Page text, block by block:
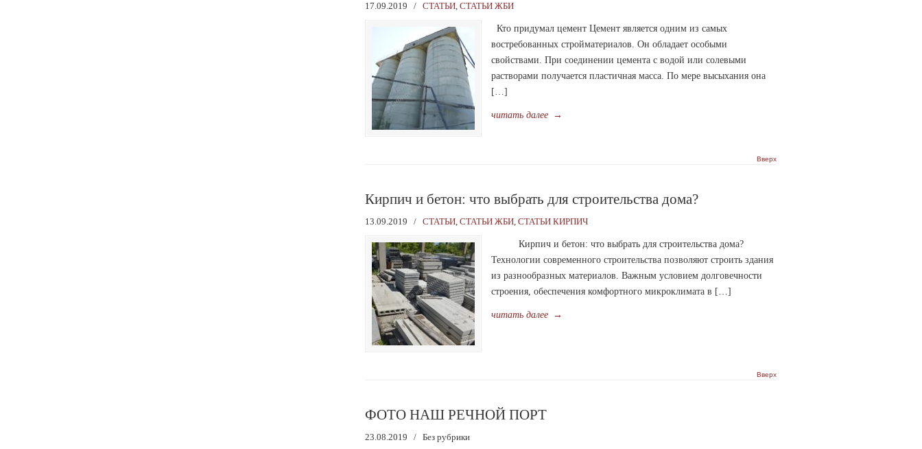
17.09.2019 / СТАТЬИ, СТАТЬИ ЖБИ
Кто придумал цемент Цемент является одним из самых
востребованных стройматериалов. Он обладает особыми
свойствами. При соединении цемента с водой или солевыми
растворами получается пластичная масса. По мере высыхания она
[…]
читать далее →
Вверх
Кирпич и бетон: что выбрать для строительства дома?
13.09.2019 / СТАТЬИ, СТАТЬИ ЖБИ, СТАТЬИ КИРПИЧ
Кирпич и бетон: что выбрать для строительства дома?
Технологии современного строительства позволяют строить здания
из разнообразных материалов. Важным условием долговечности
строения, обеспечения комфортного микроклимата в […]
читать далее →
Вверх
ФОТО НАШ РЕЧНОЙ ПОРТ
23.08.2019 / Без рубрики